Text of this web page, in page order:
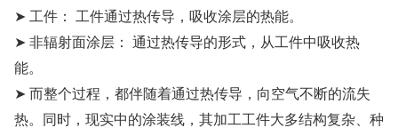
➤ 工件： 工件通过热传导，吸收涂层的热能。
➤ 非辐射面涂层： 通过热传导的形式，从工件中吸收热
能。
➤ 而整个过程，都伴随着通过热传导，向空气不断的流失
热。同时，现实中的涂装线，其加工工件大多结构复杂、种